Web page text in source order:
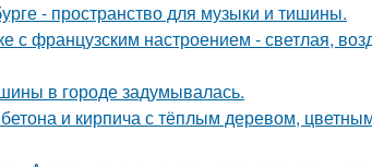
- пространство для музыки и тишины.
с французским настроением - светлая,
в городе задумывалась.
и кирпича с тёплым деревом,